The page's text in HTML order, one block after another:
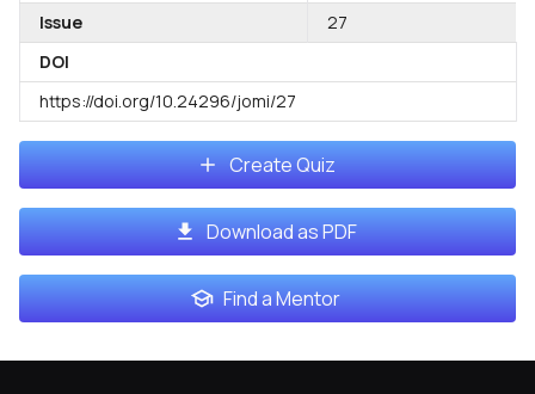
Issue
27
DOI
https://doi.org/10.24296/jomi/27
Create Quiz
Download as PDF
Find a Mentor